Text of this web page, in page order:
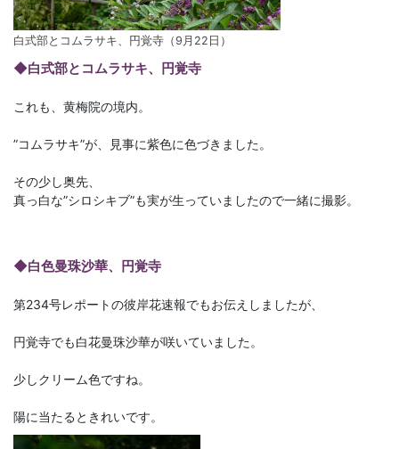
白式部とコムラサキ、円覚寺（9月22日）
◆白式部とコムラサキ、円覚寺
これも、黄梅院の境内。
”コムラサキ”が、見事に紫色に色づきました。
その少し奥先、
真っ白な”シロシキブ”も実が生っていましたので一緒に撮影。
◆白色曼珠沙華、円覚寺
第234号レポートの彼岸花速報でもお伝えしましたが、
円覚寺でも白花曼珠沙華が咲いていました。
少しクリーム色ですね。
陽に当たるときれいです。